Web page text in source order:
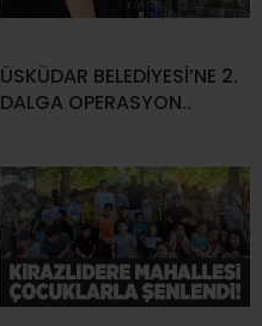
ÜSKÜDAR BELEDİYESİ’NE 2.
DALGA OPERASYON..